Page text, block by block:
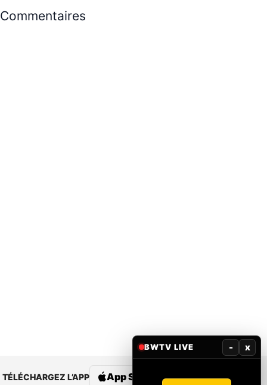
Commentaires
TÉLÉCHARGEZ L’APP App Store Google Play
BWTV LIVE - x